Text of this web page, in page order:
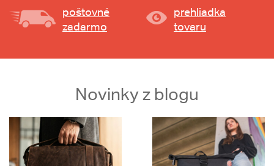
poštovné
zadarmo
prehliadka
tovaru
Novinky z blogu